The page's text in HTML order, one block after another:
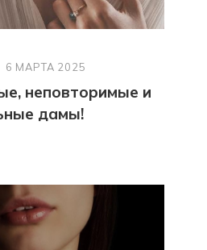
6 МАРТА 2025
неповторимые и
дамы!